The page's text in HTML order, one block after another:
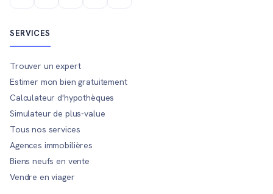
SERVICES
Trouver un expert
Estimer mon bien gratuitement
Calculateur d'hypothèques
Simulateur de plus-value
Tous nos services
Agences immobilières
Biens neufs en vente
Vendre en viager